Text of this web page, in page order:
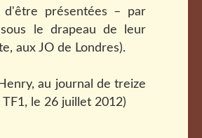
d'être présentées – par
le drapeau de leur
aux JO de Londres).
au journal de treize
TF1, le 26 juillet 2012)